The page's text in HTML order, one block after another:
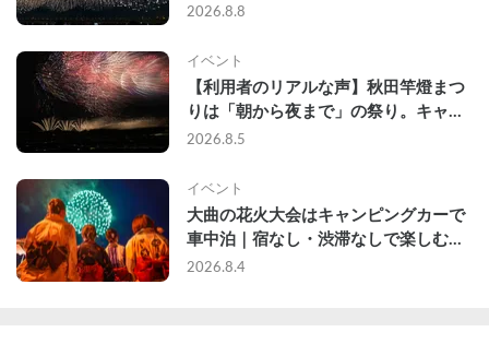
て、長岡駅前で車中泊してきた
2026.8.8
イベント
【利用者のリアルな声】秋田竿燈まつ
りは「朝から夜まで」の祭り。キャン
ピングカーで行った2組の記録
2026.8.5
イベント
大曲の花火大会はキャンピングカーで
車中泊｜宿なし・渋滞なしで楽しむ
2026年完全ガイド
2026.8.4